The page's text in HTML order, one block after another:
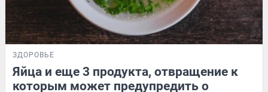
ЗДОРОВЬЕ
Яйца и еще 3 продукта, отвращение к
которым может предупредить о